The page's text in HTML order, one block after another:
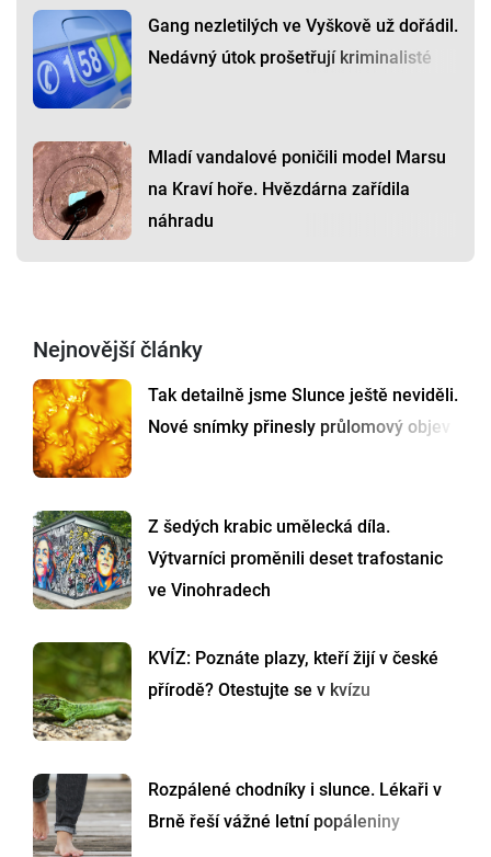
Gang nezletilých ve Vyškově už dořádil.
Nedávný útok prošetřují kriminalisté
Mladí vandalové poničili model Marsu
na Kraví hoře. Hvězdárna zařídila
náhradu
Nejnovější články
Tak detailně jsme Slunce ještě neviděli.
Nové snímky přinesly průlomový objev
Z šedých krabic umělecká díla.
Výtvarníci proměnili deset trafostanic
ve Vinohradech
KVÍZ: Poznáte plazy, kteří žijí v české
přírodě? Otestujte se v kvízu
Rozpálené chodníky i slunce. Lékaři v
Brně řeší vážné letní popáleniny